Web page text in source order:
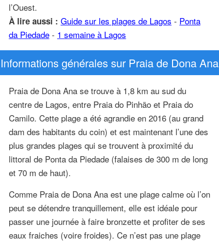
l’Ouest.
À lire aussi : Guide sur les plages de Lagos - Ponta
da Piedade- 1 semaine à Lagos
Informations générales sur Praia de Dona Ana
Praia de Dona Ana se trouve à 1,8 km au sud du
centre de Lagos, entre Praia do Pinhão et Praia do
Camilo. Cette plage a été agrandie en 2016 (au grand
dam des habitants du coin) et est maintenant l’une des
plus grandes plages qui se trouvent à proximité du
littoral de Ponta da Piedade (falaises de 300 m de long
et 70 m de haut).
Comme Praia de Dona Ana est une plage calme où l’on
peut se détendre tranquillement, elle est idéale pour
passer une journée à faire bronzette et profiter de ses
eaux fraiches (voire froides). Ce n’est pas une plage